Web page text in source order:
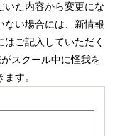
いた内容から変更にな
ない場合には、新情報
ご記入していただく
スクール中に怪我を
す。